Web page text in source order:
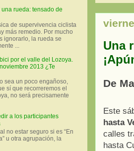
Una
De
Este
hasta
calles
hasta
rueda: tensado de
de supervivencia ciclista
más remedio. Por mucho
ignorarlo, la rueda se
...
por el valle del Lozoya.
2013 ¿Te
sea un poco engañoso,
sí que recorreremos el
no será precisamente
a los participantes
no estar seguro si es “En
u otra agrupación, la